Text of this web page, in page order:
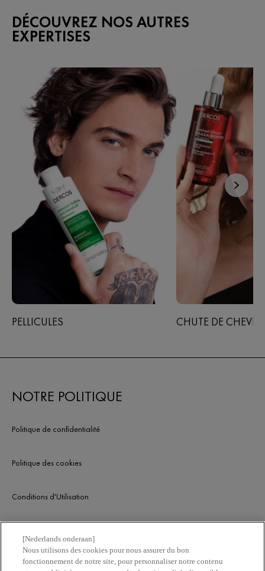
DÉCOUVREZ NOS AUTRES
EXPERTISES
PELLICULES CHUTE DE
NOTRE POLITIQUE
Politique de confidentialité
Politique des cookies
Conditions d'Utilisation
SERVICE CLIENT
[Nederlands onderaan]
Nous utilisons des cookies pour nous assurer du bon
fonctionnement de notre site, pour personnaliser notre contenu